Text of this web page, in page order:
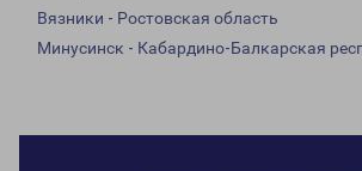
Вязники - Ростовская область
Минусинск - Кабардино-Балкарская